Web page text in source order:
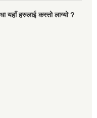
यहाँ हरुलाई कस्तो लाग्यो ?